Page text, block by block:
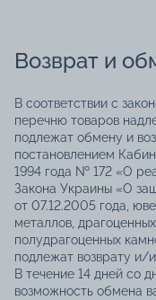
Возврат и
В соответствии с
перечню товаров
подлежат обмену и
постановлением
1994 года № 172 «О
Закона Украины «О
от 07.12.2005 года,
металлов,
полудрагоценных
подлежат возврату и/
В течение 14 дней со
возможность обмена